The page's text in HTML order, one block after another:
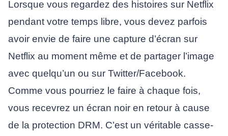
Lorsque vous regardez des histoires sur Netflix
pendant votre temps libre, vous devez parfois
avoir envie de faire une capture d’écran sur
Netflix au moment même et de partager l’image
avec quelqu’un ou sur Twitter/Facebook.
Comme vous pourriez le faire à chaque fois,
vous recevrez un écran noir en retour à cause
de la protection DRM. C’est un véritable casse-